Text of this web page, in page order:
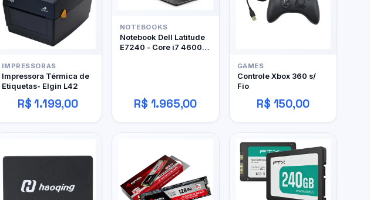
IMPRESSORAS
Impressora Térmica de
Etiquetas- Elgin L42
R$ 1.199,00
NOTEBOOKS
Notebook Dell Latitude
E7240 - Core i7 4600U
R$ 1.965,00
GAMES
Controle Xbox 360 s/
Fio
R$ 150,00